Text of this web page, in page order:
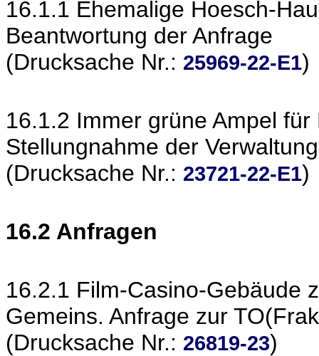
16.1.1 Ehemalige Hoesch-
Beantwortung der Anfrage
(Drucksache Nr.: 25969-22-E1)
16.1.2 Immer grüne Ampel
Stellungnahme der Verwaltung
(Drucksache Nr.: 23721-22-E1)
16.2 Anfragen
16.2.1 Film-Casino-Gebäude
Gemeins. Anfrage zur
(Drucksache Nr.: 26819-23)